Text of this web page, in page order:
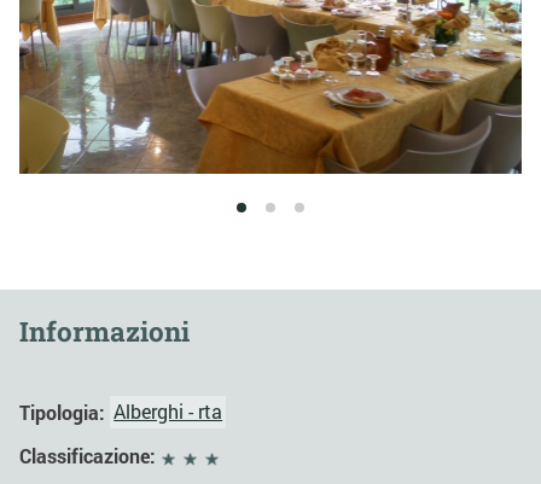
1 2 3
Informazioni
Tipologia: Alberghi - rta
Classificazione: